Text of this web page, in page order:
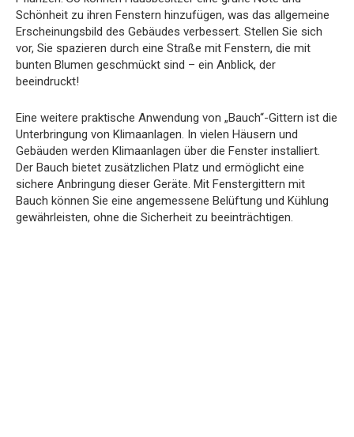
Schönheit zu ihren Fenstern hinzufügen, was das allgemeine
Erscheinungsbild des Gebäudes verbessert. Stellen Sie sich
vor, Sie spazieren durch eine Straße mit Fenstern, die mit
bunten Blumen geschmückt sind – ein Anblick, der
beeindruckt!
Eine weitere praktische Anwendung von „Bauch“-Gittern ist die
Unterbringung von Klimaanlagen. In vielen Häusern und
Gebäuden werden Klimaanlagen über die Fenster installiert.
Der Bauch bietet zusätzlichen Platz und ermöglicht eine
sichere Anbringung dieser Geräte. Mit Fenstergittern mit
Bauch können Sie eine angemessene Belüftung und Kühlung
gewährleisten, ohne die Sicherheit zu beeinträchtigen.